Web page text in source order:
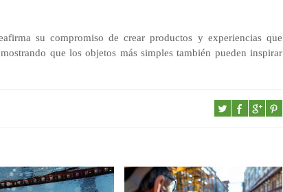
su compromiso de crear productos y experiencias que
que los objetos más simples también pueden inspirar